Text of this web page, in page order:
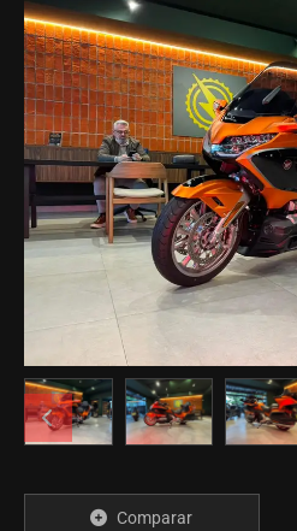
Comparar